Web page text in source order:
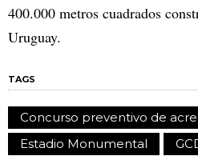
400.000 metros cuadrados
Uruguay.
TAGS
Concurso preventivo de
Estadio Monumental